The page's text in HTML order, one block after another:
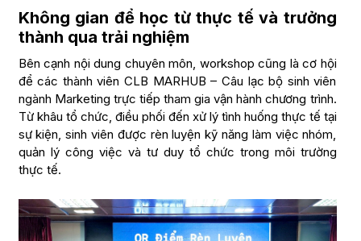
Không gian để học từ thực tế và trưởng
thành qua trải nghiệm
Bên cạnh nội dung chuyên môn, workshop cũng là cơ hội
để các thành viên CLB MARHUB – Câu lạc bộ sinh viên
ngành Marketing trực tiếp tham gia vận hành chương trình.
Từ khâu tổ chức, điều phối đến xử lý tình huống thực tế tại
sự kiện, sinh viên được rèn luyện kỹ năng làm việc nhóm,
quản lý công việc và tư duy tổ chức trong môi trường
thực tế.